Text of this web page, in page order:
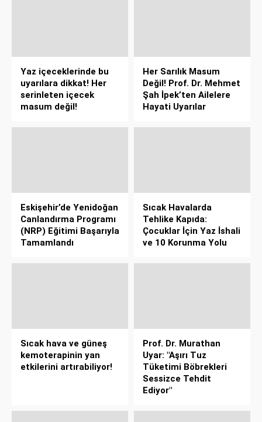
Yaz içeceklerinde bu
uyarılara dikkat! Her
serinleten içecek
masum değil!
Her Sarılık Masum
Değil! Prof. Dr. Mehmet
Şah İpek’ten Ailelere
Hayati Uyarılar
Eskişehir’de Yenidoğan
Canlandırma Programı
(NRP) Eğitimi Başarıyla
Tamamlandı
Sıcak Havalarda
Tehlike Kapıda:
Çocuklar İçin Yaz İshali
ve 10 Korunma Yolu
Sıcak hava ve güneş
kemoterapinin yan
etkilerini artırabiliyor!
Prof. Dr. Murathan
Uyar: "Aşırı Tuz
Tüketimi Böbrekleri
Sessizce Tehdit
Ediyor"